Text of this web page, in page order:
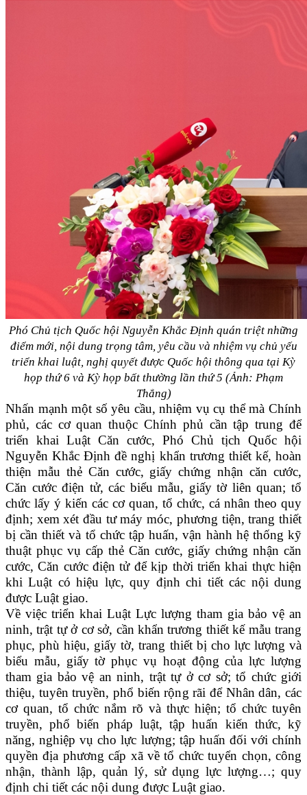
Phó Chủ tịch Quốc hội Nguyễn Khắc Định quán triệt những
điểm mới, nội dung trọng tâm, yêu cầu và nhiệm vụ chủ yếu
triển khai luật, nghị quyết được Quốc hội thông qua tại Kỳ
họp thứ 6 và Kỳ họp bất thường lần thứ 5 (Ảnh: Phạm
Thắng)
Nhấn mạnh một số yêu cầu, nhiệm vụ cụ thể mà Chính
phủ, các cơ quan thuộc Chính phủ cần tập trung để
triển khai Luật Căn cước, Phó Chủ tịch Quốc hội
Nguyễn Khắc Định đề nghị khẩn trương thiết kế, hoàn
thiện mẫu thẻ Căn cước, giấy chứng nhận căn cước,
Căn cước điện tử, các biểu mẫu, giấy tờ liên quan; tổ
chức lấy ý kiến các cơ quan, tổ chức, cá nhân theo quy
định; xem xét đầu tư máy móc, phương tiện, trang thiết
bị cần thiết và tổ chức tập huấn, vận hành hệ thống kỹ
thuật phục vụ cấp thẻ Căn cước, giấy chứng nhận căn
cước, Căn cước điện tử để kịp thời triển khai thực hiện
khi Luật có hiệu lực, quy định chi tiết các nội dung
được Luật giao.
Về việc triển khai Luật Lực lượng tham gia bảo vệ an
ninh, trật tự ở cơ sở, cần khẩn trương thiết kế mẫu trang
phục, phù hiệu, giấy tờ, trang thiết bị cho lực lượng và
biểu mẫu, giấy tờ phục vụ hoạt động của lực lượng
tham gia bảo vệ an ninh, trật tự ở cơ sở; tổ chức giới
thiệu, tuyên truyền, phổ biến rộng rãi để Nhân dân, các
cơ quan, tổ chức nắm rõ và thực hiện; tổ chức tuyên
truyền, phổ biến pháp luật, tập huấn kiến thức, kỹ
năng, nghiệp vụ cho lực lượng; tập huấn đối với chính
quyền địa phương cấp xã về tổ chức tuyển chọn, công
nhận, thành lập, quản lý, sử dụng lực lượng…; quy
định chi tiết các nội dung được Luật giao.